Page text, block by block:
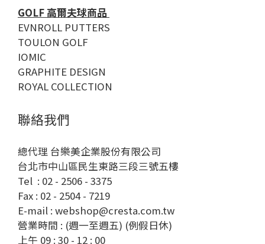
GOLF 高爾夫球商品
EVNROLL PUTTERS
TOULON GOLF
IOMIC
GRAPHITE DESIGN
ROYAL COLLECTION
聯絡我們
總代理 台樂美企業股份有限公司
台北市中山區民生東路三段三號五樓
Tel : 02 - 2506 - 3375
Fax : 02 - 2504 - 7219
E-mail : webshop@cresta.com.tw
營業時間 : (週一至週五) (例假日休)
上午 09 : 30 - 12 : 00